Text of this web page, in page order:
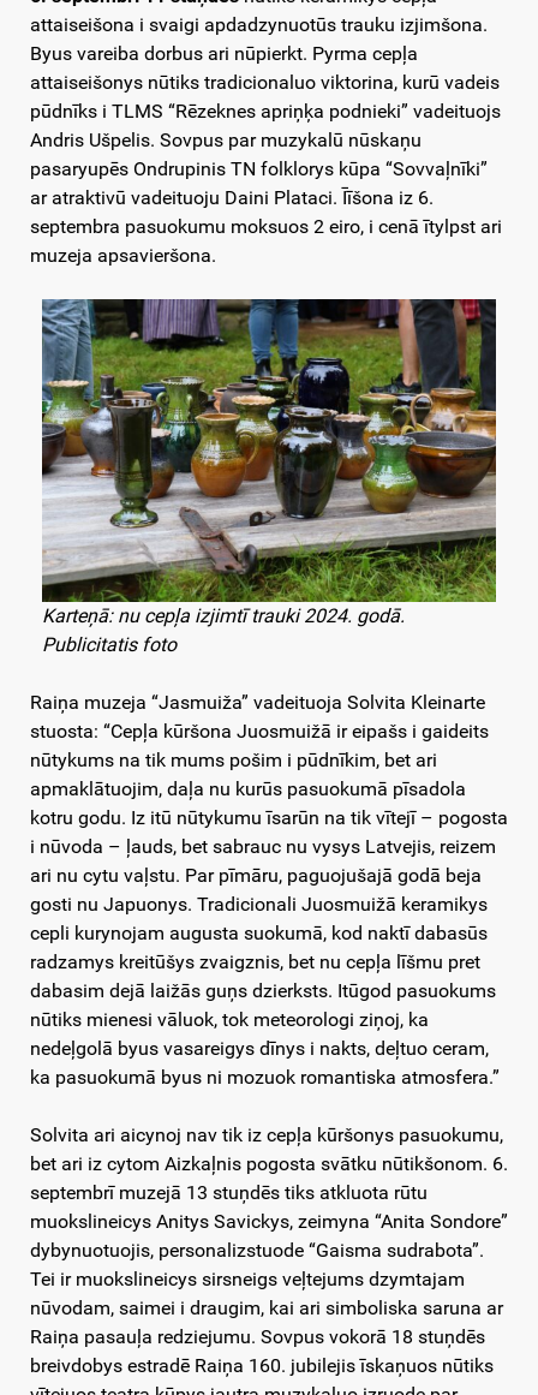
attaiseišona i svaigi apdadzynuotūs trauku izjimšona.
Byus vareiba dorbus ari nūpierkt. Pyrma cepļa
attaiseišonys nūtiks tradicionaluo viktorina, kurū vadeis
pūdnīks i TLMS “Rēzeknes apriņķa podnieki” vadeituojs
Andris Ušpelis. Sovpus par muzykalū nūskaņu
pasaryupēs Ondrupinis TN folklorys kūpa “Sovvaļnīki”
ar atraktivū vadeituoju Daini Plataci. Īīšona iz 6.
septembra pasuokumu moksuos 2 eiro, i cenā ītylpst ari
muzeja apsavieršona.
Karteņā: nu cepļa izjimtī trauki 2024. godā.
Publicitatis foto
Raiņa muzeja “Jasmuiža” vadeituoja Solvita Kleinarte
stuosta: “Cepļa kūršona Juosmuižā ir eipašs i gaideits
nūtykums na tik mums pošim i pūdnīkim, bet ari
apmaklātuojim, daļa nu kurūs pasuokumā pīsadola
kotru godu. Iz itū nūtykumu īsarūn na tik vītejī – pogosta
i nūvoda – ļauds, bet sabrauc nu vysys Latvejis, reizem
ari nu cytu vaļstu. Par pīmāru, paguojušajā godā beja
gosti nu Japuonys. Tradicionali Juosmuižā keramikys
cepli kurynojam augusta suokumā, kod naktī dabasūs
radzamys kreitūšys zvaigznis, bet nu cepļa līšmu pret
dabasim dejā laižās guņs dzierksts. Itūgod pasuokums
nūtiks mienesi vāluok, tok meteorologi ziņoj, ka
nedeļgolā byus vasareigys dīnys i nakts, deļtuo ceram,
ka pasuokumā byus ni mozuok romantiska atmosfera.”
Solvita ari aicynoj nav tik iz cepļa kūršonys pasuokumu,
bet ari iz cytom Aizkaļnis pogosta svātku nūtikšonom. 6.
septembrī muzejā 13 stuņdēs tiks atkluota rūtu
muokslineicys Anitys Savickys, zeimyna “Anita Sondore”
dybynuotuojis, personalizstuode “Gaisma sudrabota”.
Tei ir muokslineicys sirsneigs veļtejums dzymtajam
nūvodam, saimei i draugim, kai ari simboliska saruna ar
Raiņa pasauļa redziejumu. Sovpus vokorā 18 stuņdēs
breivdobys estradē Raiņa 160. jubilejis īskaņuos nūtiks